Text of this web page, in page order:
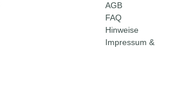
AGB
FAQ
Hinweise
Impressum &